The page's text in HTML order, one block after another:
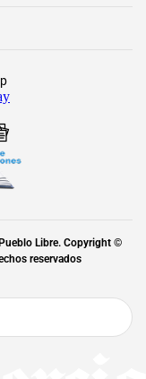
Libre. Copyright ©
reservados